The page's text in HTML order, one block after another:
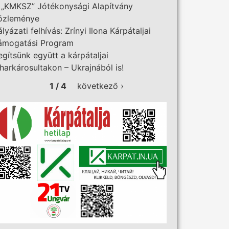
Jótékonysági Alapítvány
felhívás: Zrínyi Ilona Kárpátaljai
Program
együtt a kárpátaljai
– Ukrajnából is!
1 / 4
következő ›